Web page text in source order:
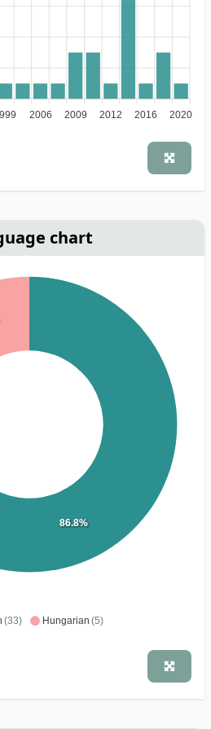
2006 2009 2012 2016 2020
chart
(33) Hungarian (5)
86.8%